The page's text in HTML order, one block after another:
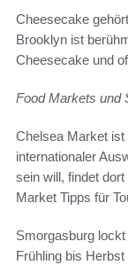
Cheesecake
Brooklyn ist
Cheesecake und
Food Markets und
Chelsea Market ist
internationaler
sein will, findet
Market Tipps für
Smorgasburg
Frühling bis